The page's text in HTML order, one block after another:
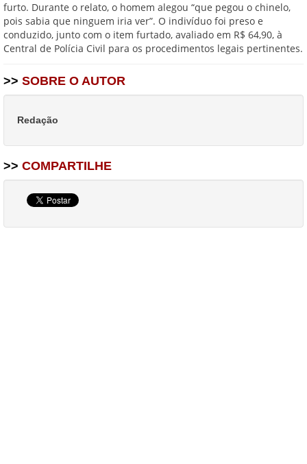
furto. Durante o relato, o homem alegou “que pegou o chinelo,
pois sabia que ninguem iria ver”. O indivíduo foi preso e
conduzido, junto com o item furtado, avaliado em R$ 64,90, à
Central de Polícia Civil para os procedimentos legais pertinentes.
>> SOBRE O AUTOR
Redação
>> COMPARTILHE